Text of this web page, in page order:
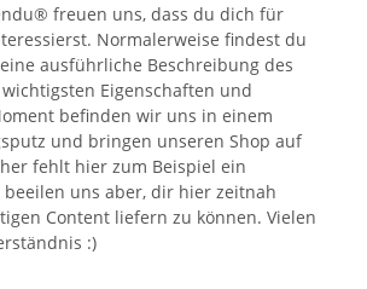
freuen uns, dass du dich für
Normalerweise findest du
ausführliche Beschreibung des
Eigenschaften und
befinden wir uns in einem
und bringen unseren Shop auf
fehlt hier zum Beispiel ein
beeilen uns aber, dir hier zeitnah
Content liefern zu können. Vielen
:)